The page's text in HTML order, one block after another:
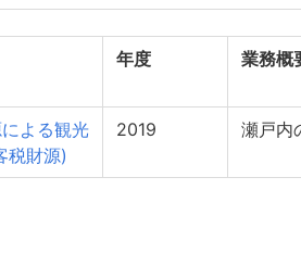
年度 業務概
よる観光
税財源)
2019 瀬戸内